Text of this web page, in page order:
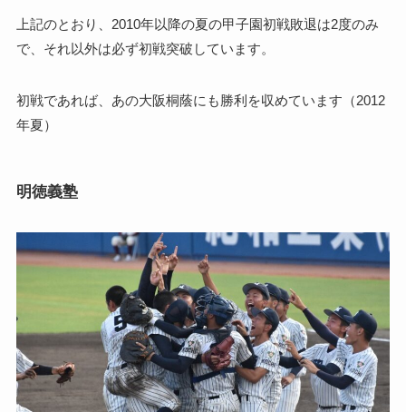
上記のとおり、2010年以降の夏の甲子園初戦敗退は2度のみ
で、それ以外は必ず初戦突破しています。
初戦であれば、あの大阪桐蔭にも勝利を収めています（2012
年夏）
明徳義塾